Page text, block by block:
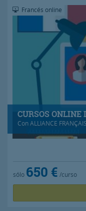
CURSOS ONLINE
ConALLIANCE
Francés online
sólo 650 € /curso